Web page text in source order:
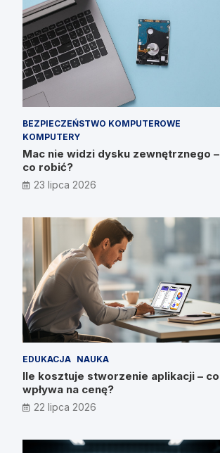
BEZPIECZEŃSTWO KOMPUTEROWE
KOMPUTERY
Mac nie widzi dysku zewnętrznego –
co robić?
23 lipca 2026
EDUKACJA NAUKA
Ile kosztuje stworzenie aplikacji – co
wpływa na cenę?
22 lipca 2026